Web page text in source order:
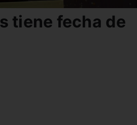
tiene fecha de